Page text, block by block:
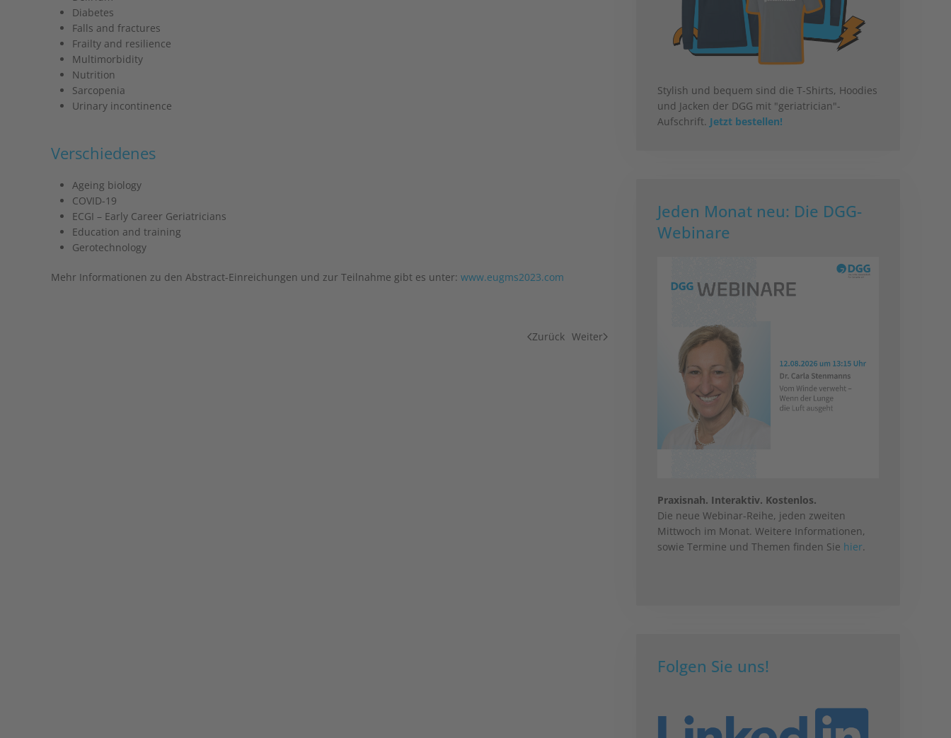
Diabetes
Falls and fractures
Frailty and resilience
Multimorbidity
Nutrition
Sarcopenia
Urinary incontinence
Verschiedenes
Ageing biology
COVID-19
ECGI – Early Career Geriatricians
Education and training
Gerotechnology
Mehr Informationen zu den Abstract-Einreichungen und zur Teilnahme gibt es unter: www.eugms2023.com
Zurück Weiter
Stylish und bequem sind die T-Shirts, Hoodies
und Jacken der DGG mit "geriatrician"-
Aufschrift. Jetzt bestellen!
Jeden Monat neu: Die DGG-
Webinare
Praxisnah. Interaktiv. Kostenlos.
Die neue Webinar-Reihe, jeden zweiten
Mittwoch im Monat. Weitere Informationen,
sowie Termine und Themen finden Sie hier.
Folgen Sie uns!